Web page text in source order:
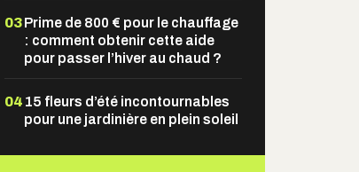
03Prime de 800 € pour le chauffage
: comment obtenir cette aide
pour passer l’hiver au chaud ?
04 15 fleurs d’été incontournables
pour une jardinière en plein soleil